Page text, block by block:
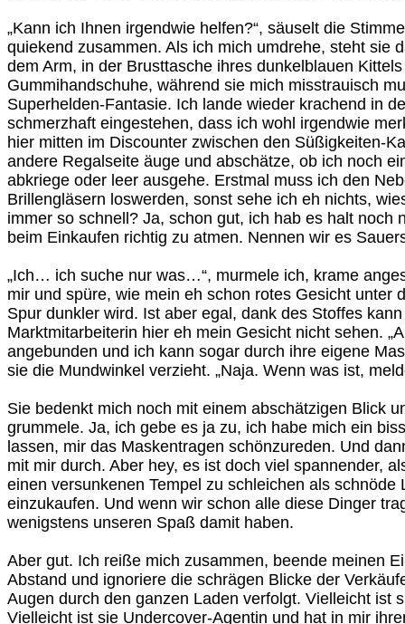
„Kann ich Ihnen irgendwie helfen?“, säuselt die
quiekend zusammen. Als ich mich umdrehe, steht sie
dem Arm, in der Brusttasche ihres dunkelblauen
Gummihandschuhe, während sie mich misstrauisch
Superhelden-Fantasie. Ich lande wieder krachend in
schmerzhaft eingestehen, dass ich wohl irgendwie
hier mitten im Discounter zwischen den Süßigkeiten-
andere Regalseite äuge und abschätze, ob ich noch
abkriege oder leer ausgehe. Erstmal muss ich den
Brillengläsern loswerden, sonst sehe ich eh nichts,
immer so schnell? Ja, schon gut, ich hab es halt noch
beim Einkaufen richtig zu atmen. Nennen wir es
„Ich… ich suche nur was…“, murmele ich, krame
mir und spüre, wie mein eh schon rotes Gesicht unter
Spur dunkler wird. Ist aber egal, dank des Stoffes
Marktmitarbeiterin hier eh mein Gesicht nicht sehen.
angebunden und ich kann sogar durch ihre eigene
sie die Mundwinkel verzieht. „Naja. Wenn was ist,
Sie bedenkt mich noch mit einem abschätzigen Blick
grummele. Ja, ich gebe es ja zu, ich habe mich ein
lassen, mir das Maskentragen schönzureden. Und
mit mir durch. Aber hey, es ist doch viel spannender,
einen versunkenen Tempel zu schleichen als schnöde
einzukaufen. Und wenn wir schon alle diese Dinger
wenigstens unseren Spaß damit haben.
Aber gut. Ich reiße mich zusammen, beende meinen
Abstand und ignoriere die schrägen Blicke der
Augen durch den ganzen Laden verfolgt. Vielleicht ist
Vielleicht ist sie Undercover-Agentin und hat in mir